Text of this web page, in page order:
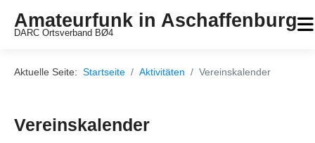
Amateurfunk in Aschaffenburg
DARC Ortsverband BØ4
Aktuelle Seite: Startseite Aktivitäten Vereinskalender
Vereinskalender